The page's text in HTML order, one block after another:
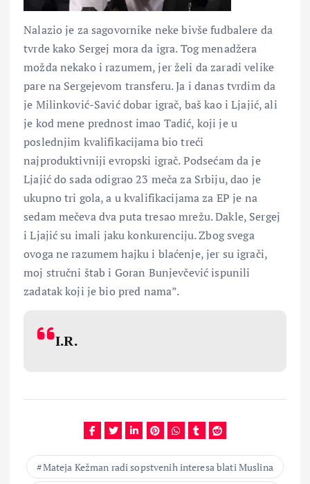
Nalazio je za sagovornike neke bivše fudbalere da
tvrde kako Sergej mora da igra. Tog menadžera
možda nekako i razumem, jer želi da zaradi velike
pare na Sergejevom transferu. Ja i danas tvrdim da
je Milinković-Savić dobar igrač, baš kao i Ljajić, ali
je kod mene prednost imao Tadić, koji je u
poslednjim kvalifikacijama bio treći
najproduktivniji evropski igrač. Podsećam da je
Ljajić do sada odigrao 23 meča za Srbiju, dao je
ukupno tri gola, a u kvalifikacijama za EP je na
sedam mečeva dva puta tresao mrežu. Dakle, Sergej
i Ljajić su imali jaku konkurenciju. Zbog svega
ovoga ne razumem hajku i blaćenje, jer su igrači,
moj stručni štab i Goran Bunjevčević ispunili
zadatak koji je bio pred nama”.
I.R.
Mateja Kežman radi sopstvenih interesa blati Muslina